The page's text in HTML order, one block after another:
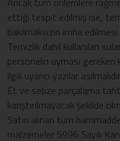
ettiği tespit edilmiş ise,
bakılmaksızın imha
Temizlik dahil kullanılan
personelin uyması gereken
ilgili uyarıcı yazılar
Et ve sebze parçalama
karıştırılmayacak şekilde
Satın alınan tüm
malzemeler 5996 Sayılı